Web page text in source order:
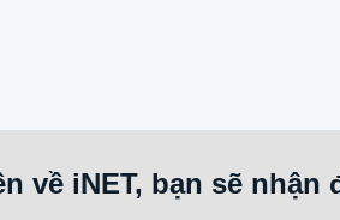
về iNET, bạn sẽ nhận